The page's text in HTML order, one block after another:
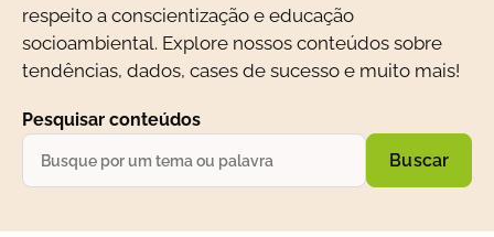
respeito a conscientização e educação
socioambiental. Explore nossos conteúdos sobre
tendências, dados, cases de sucesso e muito mais!
Pesquisar conteúdos